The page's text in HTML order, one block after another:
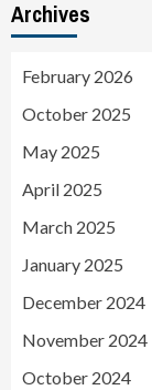
Archives
February 2026
October 2025
May 2025
April 2025
March 2025
January 2025
December 2024
November 2024
October 2024